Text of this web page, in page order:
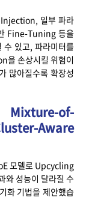
일부 파라
Fine-Tuning 등을
있고, 파라미터를
손상시킬 위험이
많아질수록 확장성
Mixture-of-
Aware
모델로 Upcycling
와 성능이 달라질 수
화 기법을 제안했습